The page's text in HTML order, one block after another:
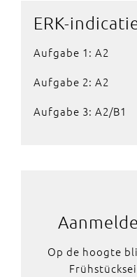
ERK-
Aufgabe 1: A2
Aufgabe 2: A2
Aufgabe 3: A2/B1
Op de hoogte